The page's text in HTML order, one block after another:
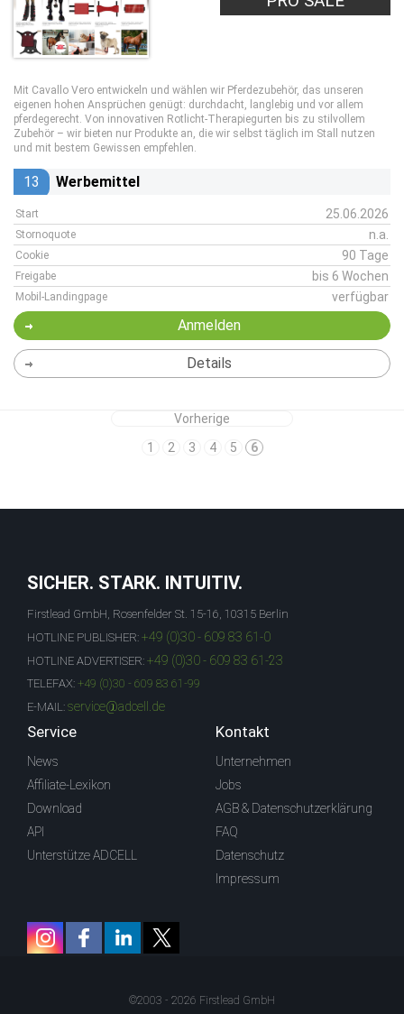
Mit Cavallo Vero entwickeln und wählen wir Pferdezubehör, das unseren
eigenen hohen Ansprüchen genügt: durchdacht, langlebig und vor allem
pferdegerecht. Von innovativen Rotlicht-Therapiegurten bis zu stilvollem
Zubehör – wir bieten nur Produkte an, die wir selbst täglich im Stall nutzen
und mit bestem Gewissen empfehlen.
13 Werbemittel
Start 25.06.2026
Stornoquote n.a.
Cookie 90 Tage
Freigabe bis 6 Wochen
Mobil-Landingpage verfügbar
Anmelden
Details
Vorherige
1
2 3 4 5 6
SICHER. STARK. INTUITIV.
Firstlead GmbH, Rosenfelder St. 15-16, 10315 Berlin
HOTLINE PUBLISHER: +49 (0)30 - 609 83 61-0
HOTLINE ADVERTISER: +49 (0)30 - 609 83 61-23
TELEFAX: +49 (0)30 - 609 83 61-99
E-MAIL: service@adcell.de
Service
News
Affiliate-Lexikon
Download
API
Unterstütze ADCELL
Kontakt
Unternehmen
Jobs
AGB & Datenschutzerklärung
FAQ
Datenschutz
Impressum
©2003 - 2026 Firstlead GmbH